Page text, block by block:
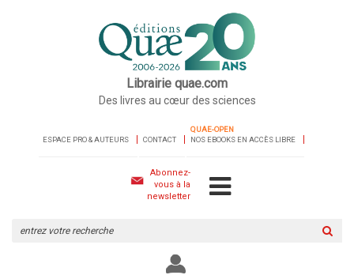
Librairie quae.com
Des livres au cœur des sciences
ESPACE PRO & AUTEURS CONTACT
QUAE-OPEN
NOS EBOOKS EN ACCÈS LIBRE
Abonnez-
vous à la
newsletter
le